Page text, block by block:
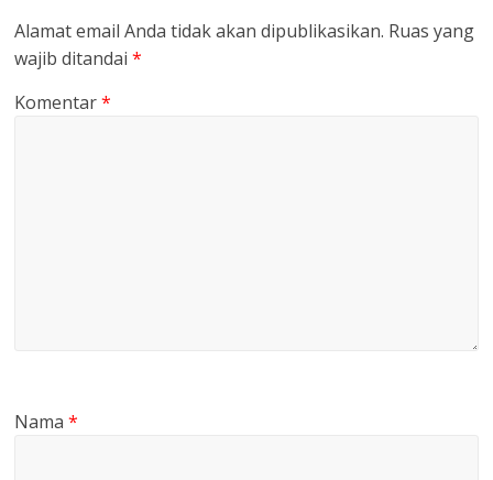
Alamat email Anda tidak akan dipublikasikan. Ruas yang
wajib ditandai*
Komentar*
Nama*